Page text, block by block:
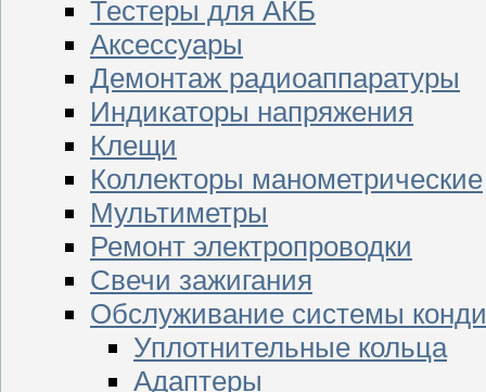
Тестеры для АКБ
Аксессуары
Демонтаж радиоаппаратуры
Индикаторы напряжения
Клещи
Коллекторы манометрические
Мультиметры
Ремонт электропроводки
Свечи зажигания
Обслуживание системы
Уплотнительные кольца
Адаптеры